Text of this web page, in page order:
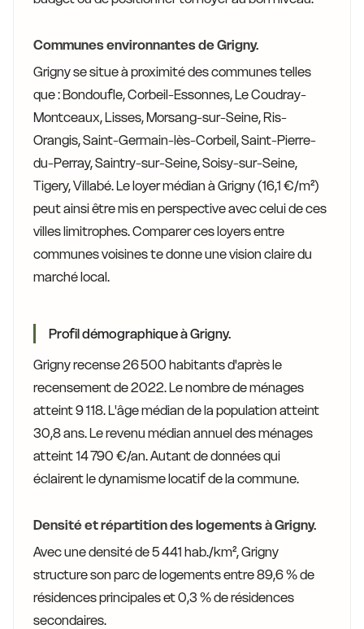
Communes environnantes de Grigny.
Grigny se situe à proximité des communes telles
que : Bondoufle, Corbeil-Essonnes, Le Coudray-
Montceaux, Lisses, Morsang-sur-Seine, Ris-
Orangis, Saint-Germain-lès-Corbeil, Saint-Pierre-
du-Perray, Saintry-sur-Seine, Soisy-sur-Seine,
Tigery, Villabé. Le loyer médian à Grigny (16,1 €/m²)
peut ainsi être mis en perspective avec celui de ces
villes limitrophes. Comparer ces loyers entre
communes voisines te donne une vision claire du
marché local.
Profil démographique à Grigny.
Grigny recense 26 500 habitants d'après le
recensement de 2022. Le nombre de ménages
atteint 9 118. L'âge médian de la population atteint
30,8 ans. Le revenu médian annuel des ménages
atteint 14 790 €/an. Autant de données qui
éclairent le dynamisme locatif de la commune.
Densité et répartition des logements à Grigny.
Avec une densité de 5 441 hab./km², Grigny
structure son parc de logements entre 89,6 % de
résidences principales et 0,3 % de résidences
secondaires.